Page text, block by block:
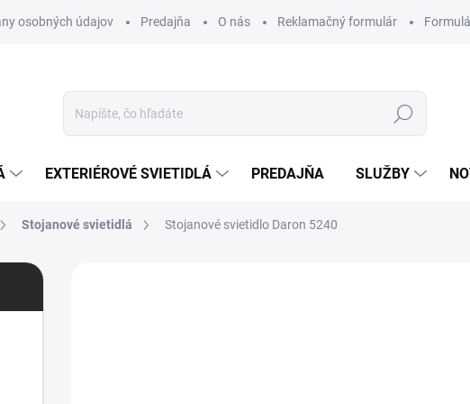
osobných údajov Predajňa O nás Reklamačný formulár
Hľadať
EXTERIÉROVÉ SVIETIDLÁ PREDAJŇA SLUŽBY
Stojanové svietidlá Stojanové svietidlo Daron 5240